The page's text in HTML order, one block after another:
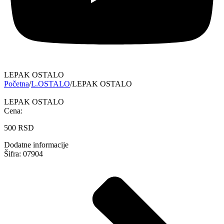
LEPAK OSTALO
Početna/L.OSTALO/LEPAK OSTALO
LEPAK OSTALO
Cena:
500 RSD
Dodatne informacije
Šifra: 07904